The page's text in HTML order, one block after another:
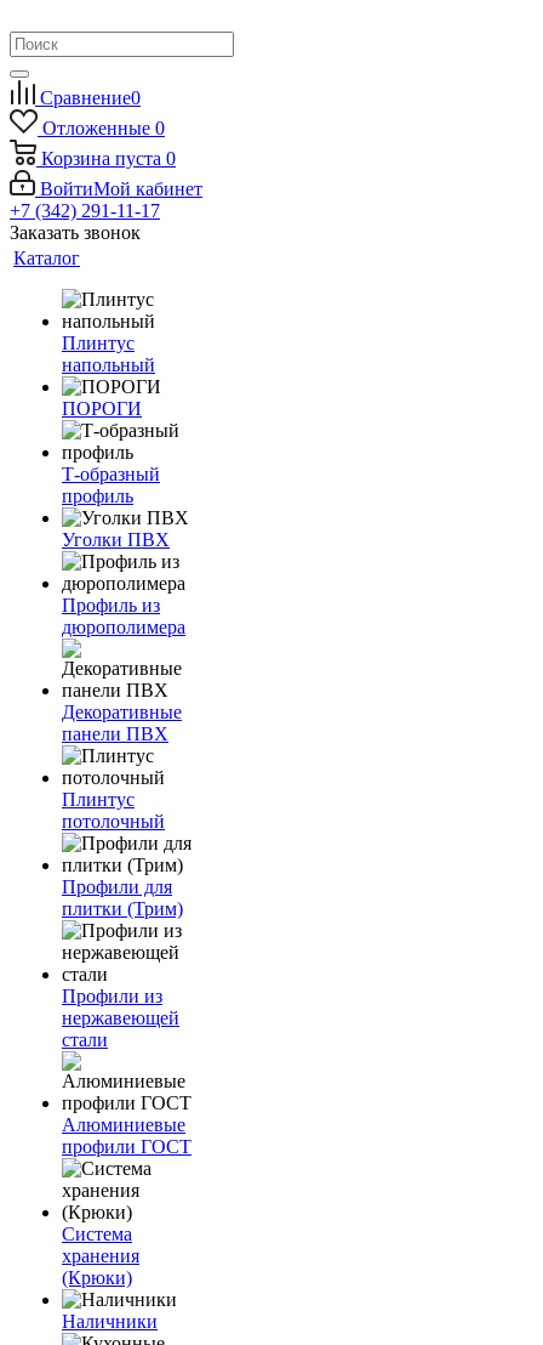
Сравнение0
Отложенные 0
Корзина пуста 0
ВойтиМой кабинет
+7 (342) 291-11-17
Заказать звонок
Каталог
Плинтус
напольный
ПОРОГИ
Т-образный
профиль
Уголки ПВХ
Профиль из
дюрополимера
Декоративные
панели ПВХ
Плинтус
потолочный
Профили для
плитки (Трим)
Профили из
нержавеющей
стали
Алюминиевые
профили ГОСТ
Система
хранения
(Крюки)
Наличники